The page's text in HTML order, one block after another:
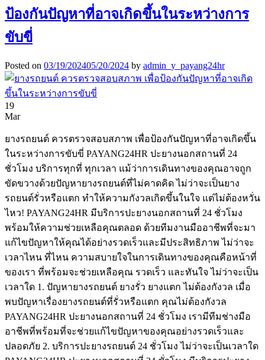
ป้องกันปัญหาที่อาจเกิดขึ้นในระหว่างการ
ขับขี่
Posted on 03/19/202405/20/2024 by admin_y_payang24hr
19
Mar
ยางรถยนต์ ควรตรวจสอบสภาพ เพื่อป้องกันปัญหาที่อาจเกิดขึ้น
ในระหว่างการขับขี่ PAYANG24HR ปะยางนอกสถานที่ 24
ชั่วโมง บริการทุกที่ ทุกเวลา แม้ว่าการเดินทางของคุณอาจถูก
ขัดขวางด้วยปัญหายางรถยนต์ที่ไม่คาดคิด ไม่ว่าจะเป็นยาง
รถยนต์รั่วหรือแตก ทำให้ความกังวลเกิดขึ้นในใจ แต่ไม่ต้องหวั่น
ไหว! PAYANG24HR มีบริการปะยางนอกสถานที่ 24 ชั่วโมง
พร้อมให้ความช่วยเหลือคุณตลอด ด้วยทีมงานมืออาชีพที่จะมา
แก้ไขปัญหาให้คุณได้อย่างรวดเร็วและมีประสิทธิภาพ ไม่ว่าจะ
เวลาไหน ที่ไหน ความสบายใจในการเดินทางของคุณคือหน้าที่
ของเรา ที่พร้อมจะช่วยเหลือคุณ รวดเร็ว และทันใจ ไม่ว่าจะเป็น
เวลาใด 1. ปัญหายางรถยนต์ ยางรั่ว ยางแตก ไม่ต้องกังวล เมื่อ
พบปัญหาเรื่องยางรถยนต์ที่รั่วหรือแตก คุณไม่ต้องกังวล
PAYANG24HR ปะยางนอกสถานที่ 24 ชั่วโมง เรามีทีมช่างมือ
อาชีพที่พร้อมที่จะช่วยแก้ไขปัญหาของคุณอย่างรวดเร็วและ
ปลอดภัย 2. บริการปะยางรถยนต์ 24 ชั่วโมง ไม่ว่าจะเป็นเวลาใด